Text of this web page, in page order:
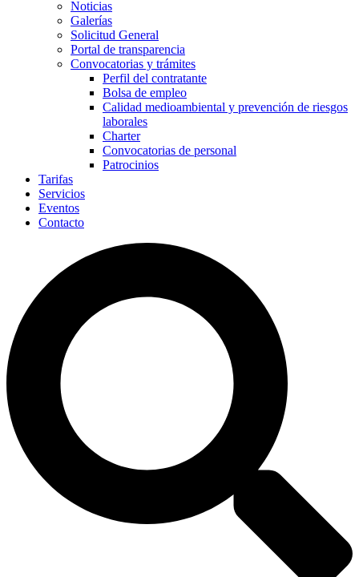
Noticias
Galerías
Solicitud General
Portal de transparencia
Convocatorias y trámites
Perfil del contratante
Bolsa de empleo
Calidad medioambiental y prevención de riesgos
laborales
Charter
Convocatorias de personal
Patrocinios
Tarifas
Servicios
Eventos
Contacto